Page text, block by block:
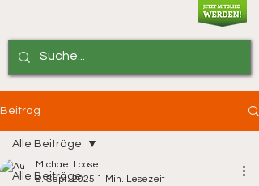
Beitrag
Alle Beiträge
Alle Beiträge
Michael Loose
8. Sept. 2025 1 Min. Lesezeit